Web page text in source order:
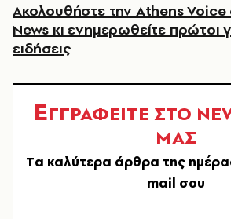
Ακολουθήστε την Athens
News κι ενημερωθείτε πρώτοι
ειδήσεις
ΕΓΓΡΑΦΕΙΤΕ ΣΤΟ
ΜΑΣ
Tα καλύτερα άρθρα της
mail σου